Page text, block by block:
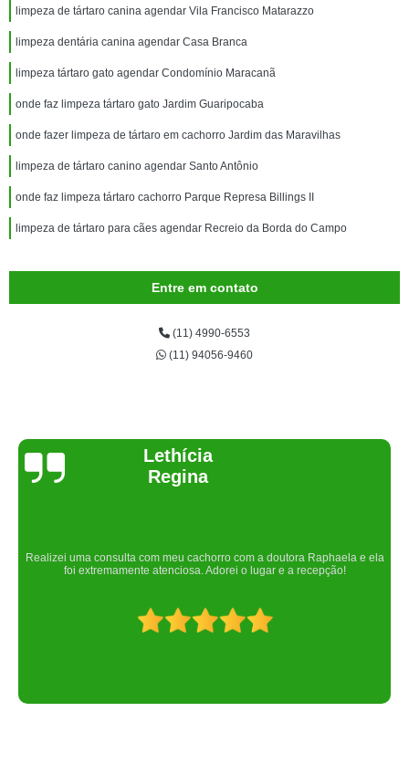
limpeza de tártaro canina agendar Vila Francisco Matarazzo
limpeza dentária canina agendar Casa Branca
limpeza tártaro gato agendar Condomínio Maracanã
onde faz limpeza tártaro gato Jardim Guaripocaba
onde fazer limpeza de tártaro em cachorro Jardim das Maravilhas
limpeza de tártaro canino agendar Santo Antônio
onde faz limpeza tártaro cachorro Parque Represa Billings II
limpeza de tártaro para cães agendar Recreio da Borda do Campo
Entre em contato
(11) 4990-6553
(11) 94056-9460
Joelma Lilian
Um lugar maravilhoso. Sempre serei grata pelo que fizeram por nós!